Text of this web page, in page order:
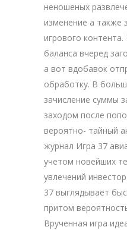
неношеных
изменение а также
игрового
баланса вчеред
а вот вдобавок
обработку. В
зачисление суммы
заходом после
вероятно- тайный
журнал Игра 37
учетом новейших
увлечений
37 выглядывает
притом
Врученная игра